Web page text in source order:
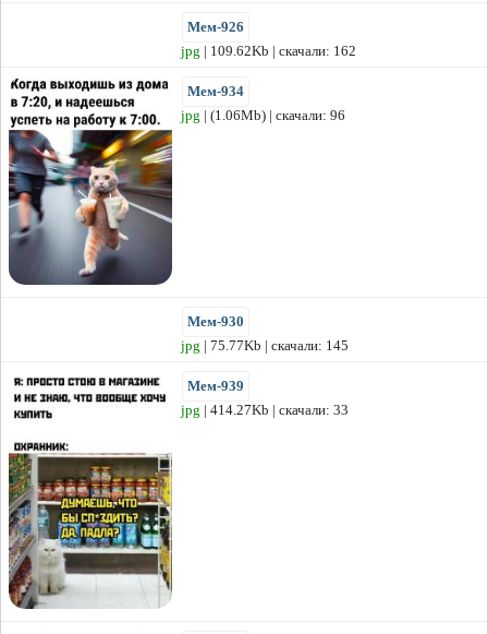
Мем-926
jpg | 109.62Kb | скачали: 162
Мем-934
jpg | (1.06Mb) | скачали: 96
Мем-930
jpg | 75.77Kb | скачали: 145
Мем-939
jpg | 414.27Kb | скачали: 33